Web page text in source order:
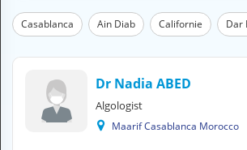
V
Casablanca Ain Diab Californie Dar
Dr Nadia ABED
Algologist
Maarif Casablanca Morocco